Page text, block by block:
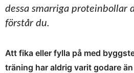
dessa smarriga proteinbollar
förstår du.
Att fika eller fylla på med
träning har aldrig varit godare